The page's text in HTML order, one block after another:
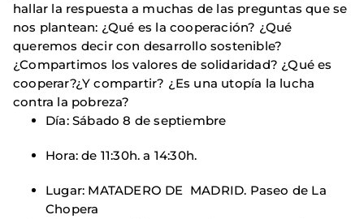
hallar la respuesta a muchas de las preguntas que se
nos plantean: ¿Qué es la cooperación? ¿Qué
queremos decir con desarrollo sostenible?
¿Compartimos los valores de solidaridad? ¿Qué es
cooperar?¿Y compartir? ¿Es una utopía la lucha
contra la pobreza?
Día: Sábado 8 de septiembre
Hora: de 11:30h. a 14:30h.
Lugar: MATADERO DE MADRID. Paseo de La
Chopera